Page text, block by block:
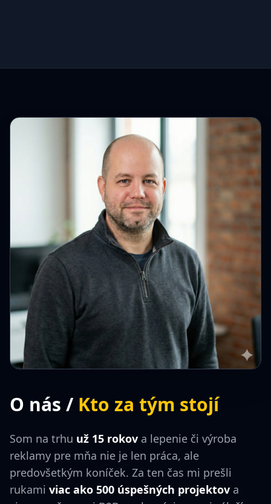
O nás / Kto za tým stojí
Som na trhu už 15 rokov a lepenie či výroba
reklamy pre mňa nie je len práca, ale
predovšetkým koníček. Za ten čas mi prešli
rukami viac ako 500 úspešných projektov a